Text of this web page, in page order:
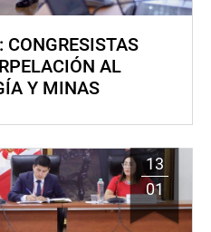
CONGRESISTAS
AL
Y MINAS
13
01